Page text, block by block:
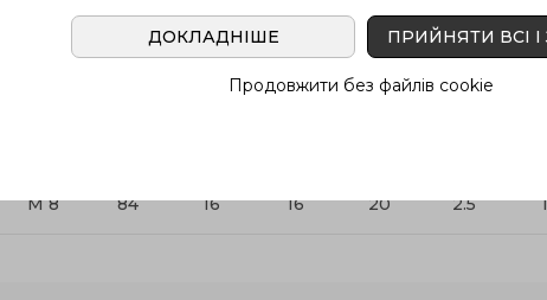
10 14.5 2.5
14 18.5 2.5
M 8 84 16 16 20 2.5
ДОКЛАДНІШЕ ПРИЙНЯТИ ВСІ І
Продовжити без файлів cookie